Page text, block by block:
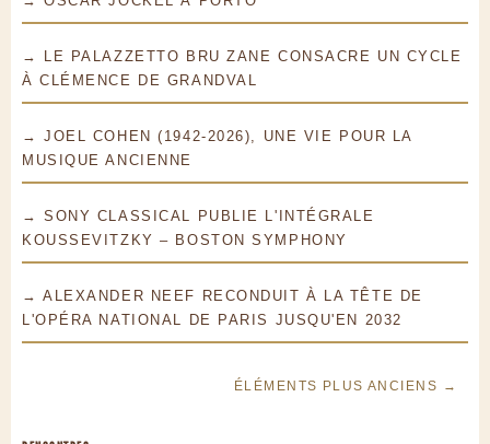
→ LE PALAZZETTO BRU ZANE CONSACRE UN CYCLE
À CLÉMENCE DE GRANDVAL
→ JOEL COHEN (1942-2026), UNE VIE POUR LA
MUSIQUE ANCIENNE
→ SONY CLASSICAL PUBLIE L'INTÉGRALE
KOUSSEVITZKY – BOSTON SYMPHONY
→ ALEXANDER NEEF RECONDUIT À LA TÊTE DE
L'OPÉRA NATIONAL DE PARIS JUSQU'EN 2032
ÉLÉMENTS PLUS ANCIENS →